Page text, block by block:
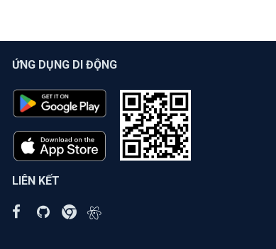
ỨNG DỤNG DI ĐỘNG
LIÊN KẾT